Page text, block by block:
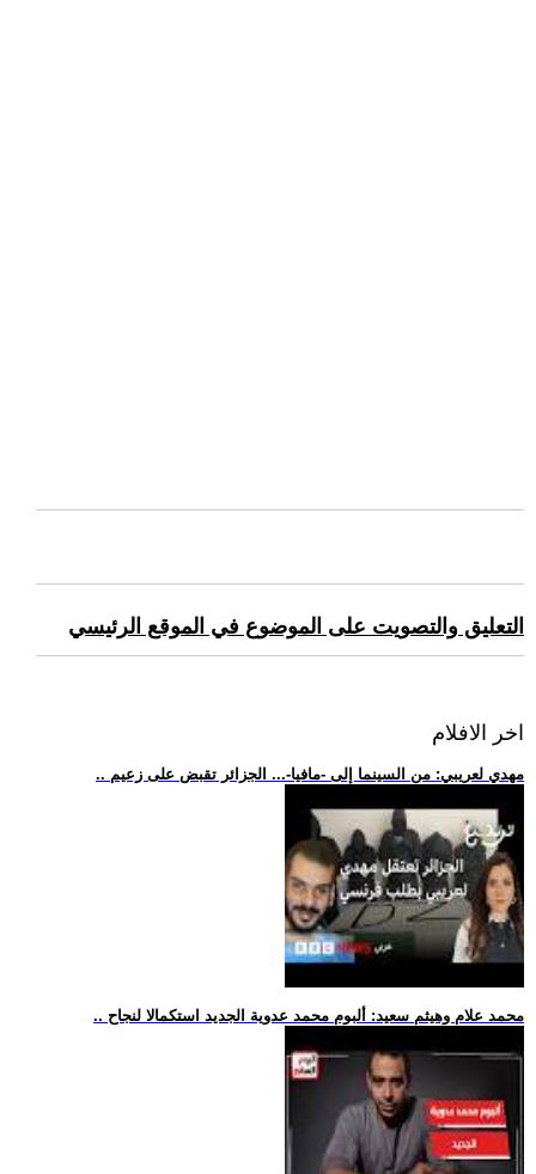
التعليق والتصويت على الموضوع في الموقع الرئيسي
اخر الافلام
.. مهدي لعريبي: من السينما إلى -مافيا-... الجزائر تقبض على زعيم
.. محمد علام وهيثم سعيد: ألبوم محمد عدوية الجديد استكمالا لنجاح